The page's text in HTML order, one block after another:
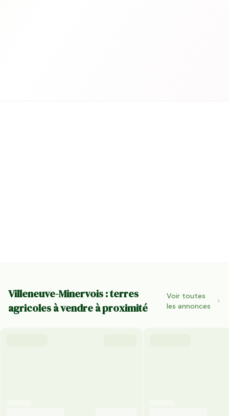
Villeneuve-Minervois : terres
agricoles à vendre à proximité
Voir toutes
les annonces